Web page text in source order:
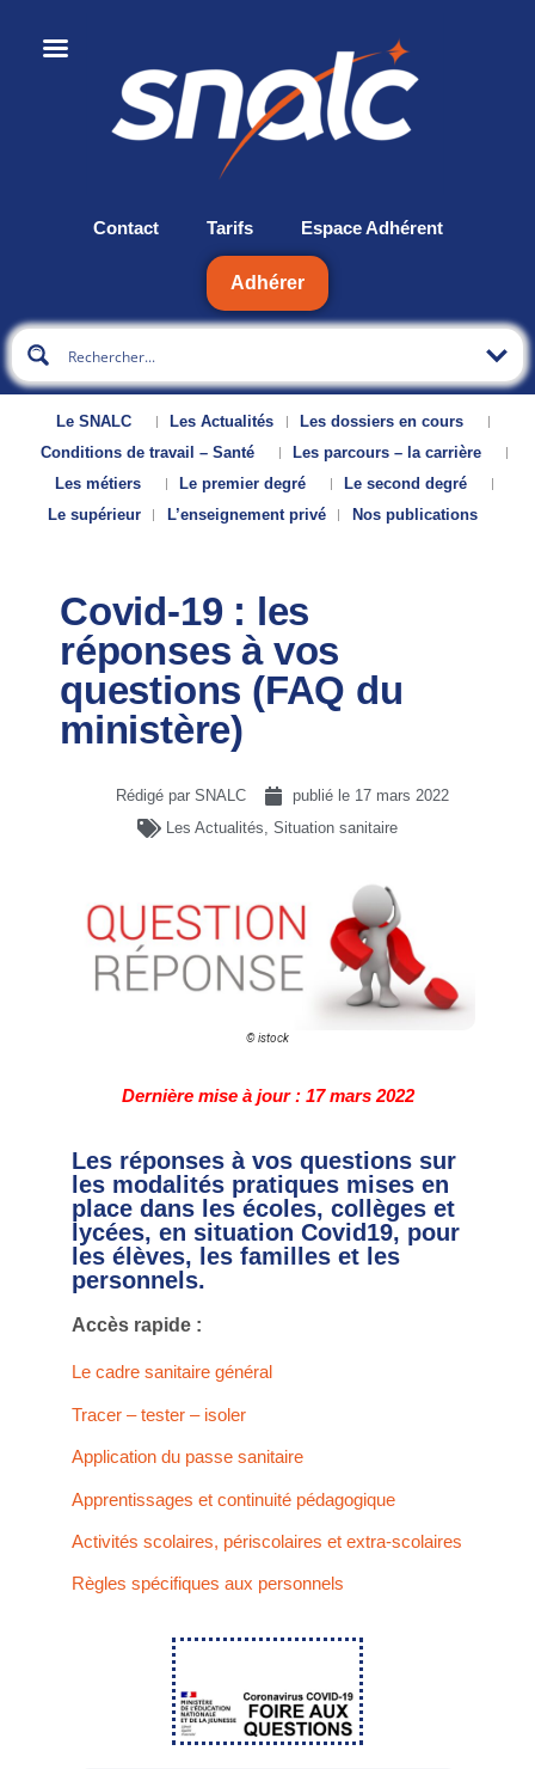
Contact Tarifs Espace Adhérent
Adhérer
Le SNALC Les Actualités
Les dossiers en cours
Conditions de travail – Santé
Les parcours – la carrière
Les métiers
Le premier degré
Le second degré
Le supérieur
L’enseignement privé Nos publications
Covid-19 : les
réponses à vos
questions (FAQ du
ministère)
Rédigé par SNALC publié le 17 mars 2022
Les Actualités, Situation sanitaire
© istock
Dernière mise à jour : 17 mars 2022
Les réponses à vos questions sur
les modalités pratiques mises en
place dans les écoles, collèges et
lycées, en situation Covid19, pour
les élèves, les familles et les
personnels.
Accès rapide :
Le cadre sanitaire général
Tracer – tester – isoler
Application du passe sanitaire
Apprentissages et continuité pédagogique
Activités scolaires, périscolaires et extra-scolaires
Règles spécifiques aux personnels